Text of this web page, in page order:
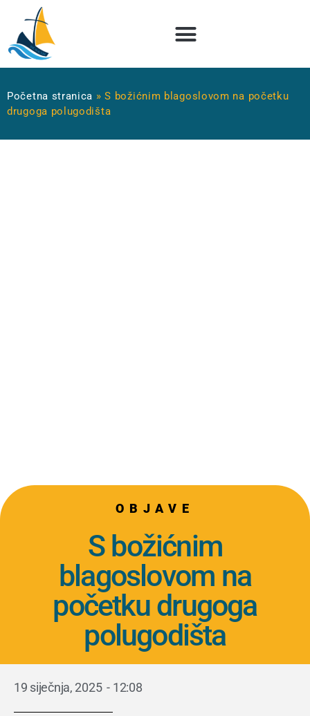
Početna stranica »S božićnim blagoslovom na početku
drugoga polugodišta
OBJAVE
S božićnim
blagoslovom na
početku drugoga
polugodišta
19 siječnja, 2025 - 12:08